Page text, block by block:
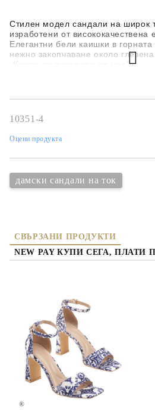
Стилен модел сандали на широк
изработени от висококачествена
Елегантни бели каишки в горната
нежно закопчаване около
Какво получавате от нас?
✅14 дни право на връщане и
✅Реални снимки, на живо са още
10351-4
Оцени продукта
дамски сандали на ток
СВЪРЗАНИ ПРОДУКТИ
NEW PAY КУПИ СЕГА, ПЛАТИ